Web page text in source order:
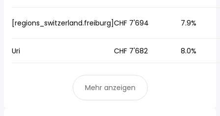
[regions_switzerland.freiburg]CHF 7'694 7.9%
Uri CHF 7'682 8.0%
Mehr anzeigen